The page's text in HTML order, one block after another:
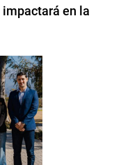
en la